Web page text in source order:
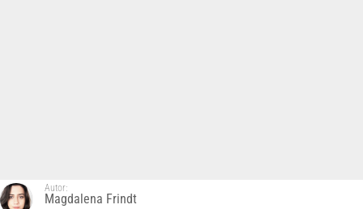
Autor:
Magdalena Frindt